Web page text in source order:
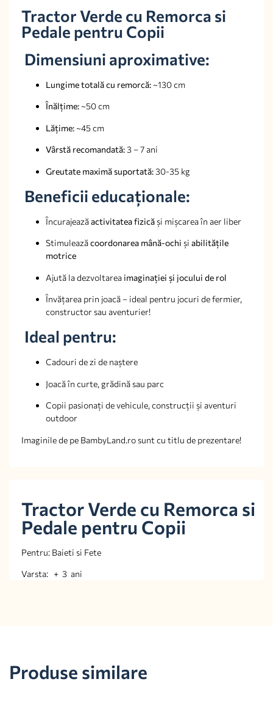
Tractor Verde cu Remorca si
Pedale pentru Copii
Dimensiuni aproximative:
Lungime totală cu remorcă: ~130 cm
Înălțime: ~50 cm
Lățime: ~45 cm
Vârstă recomandată:3 – 7 ani
Greutate maximă suportată:30-35 kg
Beneficii educaționale:
Încurajeazăactivitatea fizică și mișcarea în aer liber
Stimuleazăcoordonarea mână-ochi și abilitățile
motrice
Ajută la dezvoltarea imaginației și jocului de rol
Învățarea prin joacă – ideal pentru jocuri de fermier,
constructor sau aventurier!
Ideal pentru:
Cadouri de zi de naștere
Joacă în curte, grădină sau parc
Copii pasionați de vehicule, construcții și aventuri
outdoor
Imaginile de pe BambyLand.ro sunt cu titlu de prezentare!
Tractor Verde cu Remorca si
Pedale pentru Copii
Pentru: Baieti si Fete
Varsta: + 3 ani
Produse similare